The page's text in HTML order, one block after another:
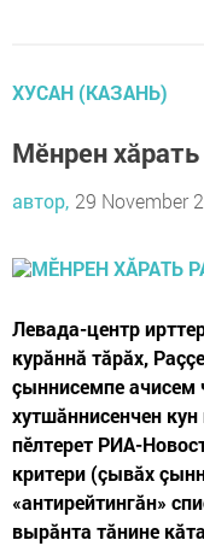
ХУСАН (КАЗАНЬ)
Мӗнрен
автор, 29 November
Левада-центр
курăннă тăрăх,
çыннисемпе ачисем
хутшăннисенчен
пӗлтерет РИА-
критери (çывăх
«антирейтингăн»
вырăнта тăнине